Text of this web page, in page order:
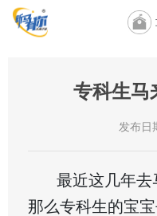
专科生马
发布
最近这几年去
那么专科生的宝